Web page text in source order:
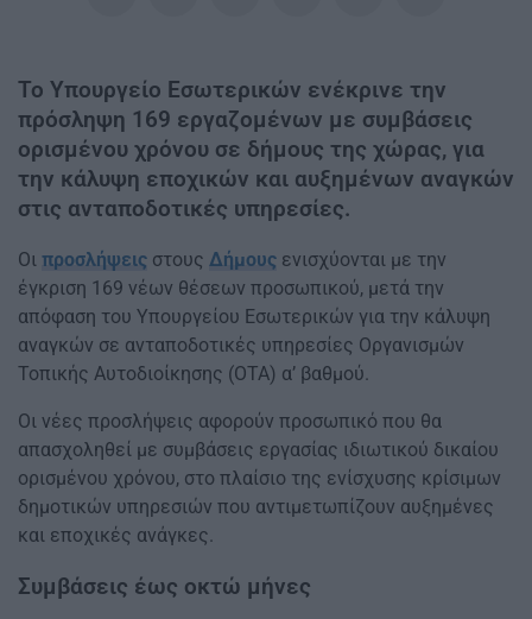
Το Υπουργείο Εσωτερικών ενέκρινε την
πρόσληψη 169 εργαζομένων με συμβάσεις
ορισμένου χρόνου σε δήμους της χώρας, για
την κάλυψη εποχικών και αυξημένων αναγκών
στις ανταποδοτικές υπηρεσίες.
Οι προσλήψεις στους Δήμους ενισχύονται με την
έγκριση 169 νέων θέσεων προσωπικού, μετά την
απόφαση του Υπουργείου Εσωτερικών για την κάλυψη
αναγκών σε ανταποδοτικές υπηρεσίες Οργανισμών
Τοπικής Αυτοδιοίκησης (ΟΤΑ) α’ βαθμού.
Οι νέες προσλήψεις αφορούν προσωπικό που θα
απασχοληθεί με συμβάσεις εργασίας ιδιωτικού δικαίου
ορισμένου χρόνου, στο πλαίσιο της ενίσχυσης κρίσιμων
δημοτικών υπηρεσιών που αντιμετωπίζουν αυξημένες
και εποχικές ανάγκες.
Συμβάσεις έως οκτώ μήνες